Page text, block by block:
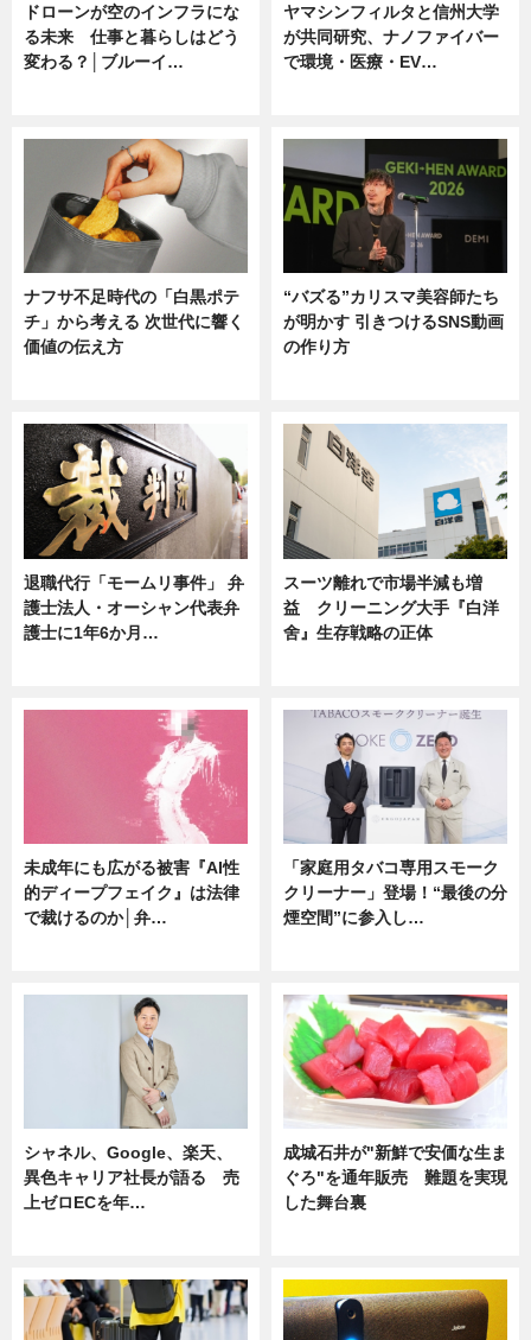
ドローンが空のインフラにな
る未来 仕事と暮らしはどう
変わる？│ブルーイ…
ヤマシンフィルタと信州大学
が共同研究、ナノファイバー
で環境・医療・EV…
ナフサ不足時代の「白黒ポテ
チ」から考える 次世代に響く
価値の伝え方
“バズる”カリスマ美容師たち
が明かす 引きつけるSNS動画
の作り方
退職代行「モームリ事件」 弁
護士法人・オーシャン代表弁
護士に1年6か月…
スーツ離れで市場半減も増
益 クリーニング大手『白洋
舍』生存戦略の正体
未成年にも広がる被害『AI性
的ディープフェイク』は法律
で裁けるのか│弁…
「家庭用タバコ専用スモーク
クリーナー」登場！“最後の分
煙空間”に参入し…
シャネル、Google、楽天、
異色キャリア社長が語る 売
上ゼロECを年…
成城石井が"新鮮で安価な生ま
ぐろ"を通年販売 難題を実現
した舞台裏